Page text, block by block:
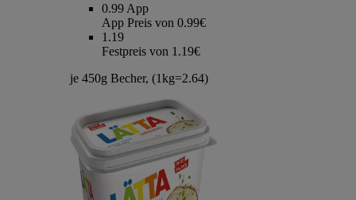
0.99 App
App Preis von 0.99€
1.19
Festpreis von 1.19€
je 450g Becher, (1kg=2.64)